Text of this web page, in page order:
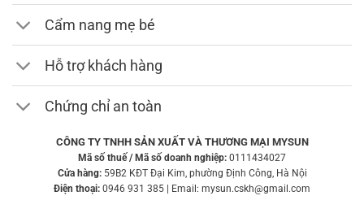
Cẩm nang mẹ bé
Hỗ trợ khách hàng
Chứng chỉ an toàn
CÔNG TY TNHH SẢN XUẤT VÀ THƯƠNG MẠI MYSUN
Mã số thuế / Mã số doanh nghiệp: 0111434027
Cửa hàng:59B2 KĐT Đại Kim, phường Định Công, Hà Nội
Điện thoại: 0946 931 385 | Email: mysun.cskh@gmail.com